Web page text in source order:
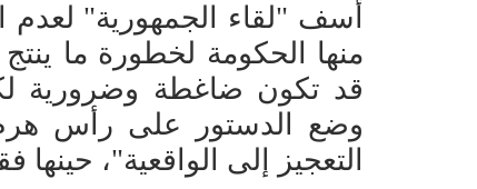
أسف "لقاء الجمهورية" لعدم
منها الحكومة لخطورة ما
قد تكون ضاغطة وضرورية
وضع الدستور على رأس هرم
التعجيز إلى الواقعية"،